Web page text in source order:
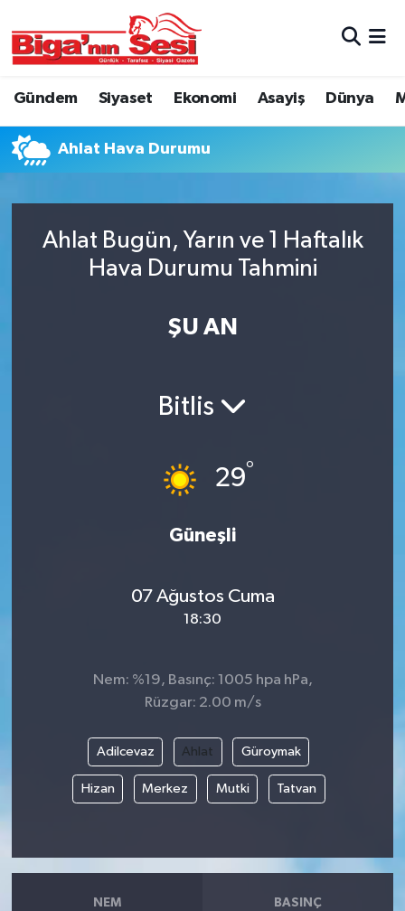
Gündem Siyaset Ekonomi Asayiş Dünya
Ahlat Hava Durumu
Ahlat Bugün, Yarın ve 1 Haftalık
Hava Durumu Tahmini
ŞU AN
Bitlis
29°
Güneşli
07 Ağustos Cuma
18:30
Nem: %19, Basınç: 1005 hpa hPa,
Rüzgar: 2.00 m/s
Adilcevaz Ahlat Güroymak
Hizan Merkez Mutki Tatvan
NEM BASINÇ
Asayiş
Belde ve Köyler
Belediye
Dünya
Resmî ilanlar
Sağlık
Çanakkale Hava Durumu
Süper Lig Puan Durumu ve Fikstür
Tüm Manşetler
Son Dakika Haberleri